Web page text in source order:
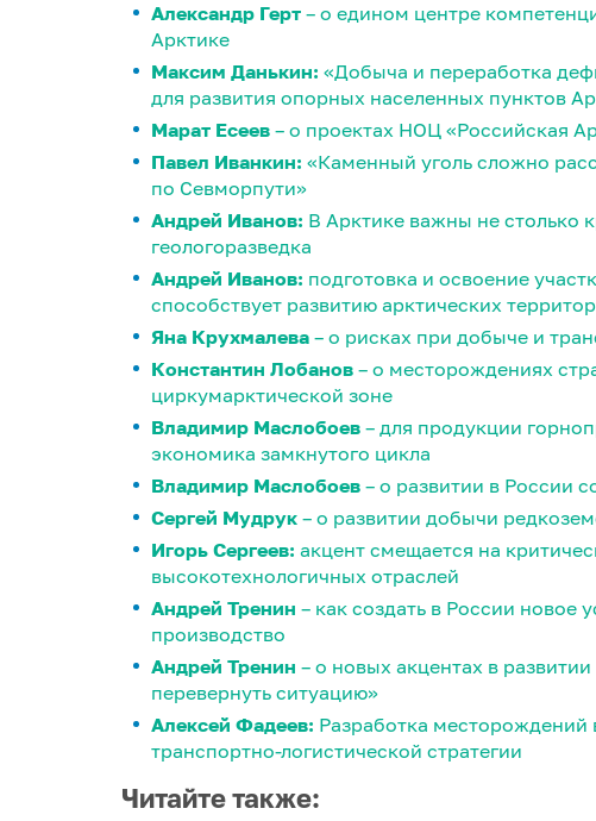
Александр Герт – о едином центре
Арктике
Максим Данькин: «Добыча и переработка
для развития опорных населенных пунктов
Марат Есеев – о проектах НОЦ «Российская
Павел Иванкин: «Каменный уголь сложно
по Севморпути»
Андрей Иванов: В Арктике важны не столько
геологоразведка
Андрей Иванов: подготовка и освоение
способствует развитию арктических
Яна Крухмалева – о рисках при добыче и
Константин Лобанов – о месторождениях
циркумарктической зоне
Владимир Маслобоев – для продукции
экономика замкнутого цикла
Владимир Маслобоев – о развитии в России
Сергей Мудрук – о развитии добычи
Игорь Сергеев: акцент смещается на
высокотехнологичных отраслей
Андрей Тренин – как создать в России новое
производство
Андрей Тренин – о новых акцентах в
перевернуть ситуацию»
Алексей Фадеев: Разработка месторождений
транспортно-логистической стратегии
Читайте также: